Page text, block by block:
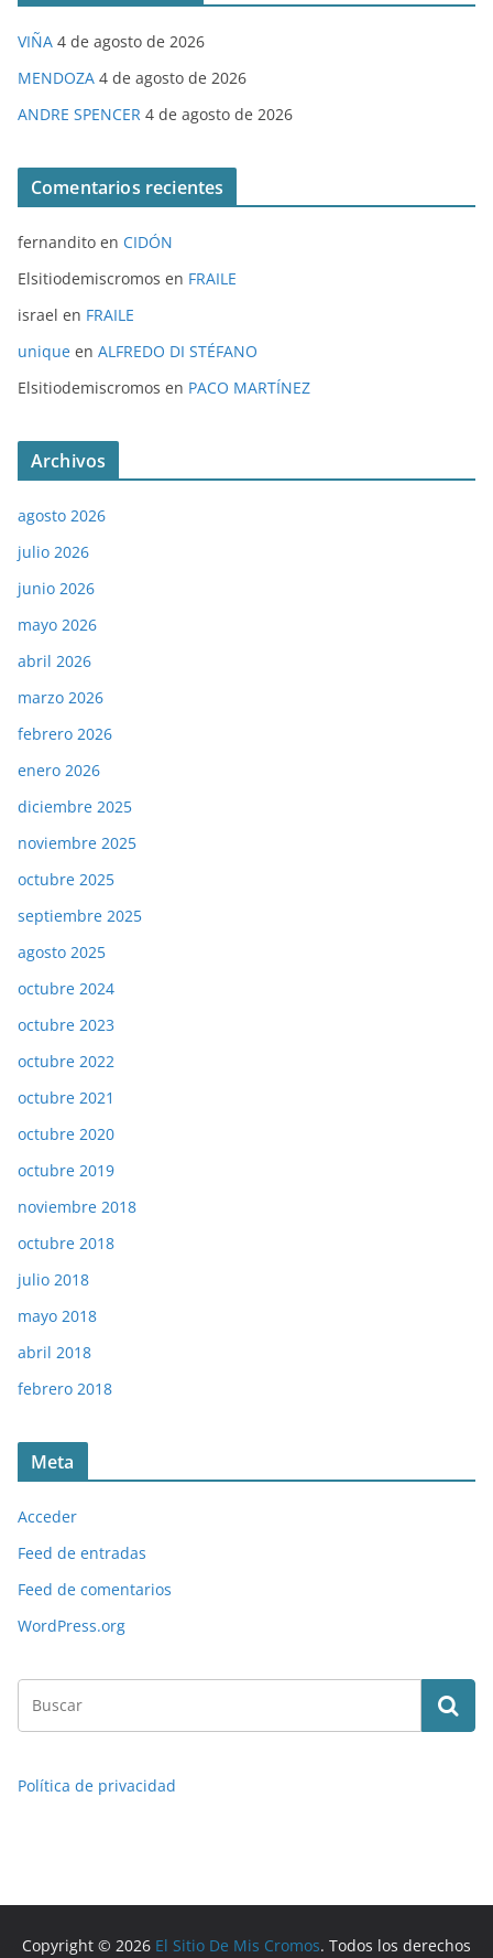
VIÑA 4 de agosto de 2026
MENDOZA 4 de agosto de 2026
ANDRE SPENCER 4 de agosto de 2026
Comentarios recientes
fernandito en CIDÓN
Elsitiodemiscromos en FRAILE
israel en FRAILE
unique en ALFREDO DI STÉFANO
Elsitiodemiscromos en PACO MARTÍNEZ
Archivos
agosto 2026
julio 2026
junio 2026
mayo 2026
abril 2026
marzo 2026
febrero 2026
enero 2026
diciembre 2025
noviembre 2025
octubre 2025
septiembre 2025
agosto 2025
octubre 2024
octubre 2023
octubre 2022
octubre 2021
octubre 2020
octubre 2019
noviembre 2018
octubre 2018
julio 2018
mayo 2018
abril 2018
febrero 2018
Meta
Acceder
Feed de entradas
Feed de comentarios
WordPress.org
Política de privacidad
Copyright © 2026 El Sitio De Mis Cromos. Todos los derechos